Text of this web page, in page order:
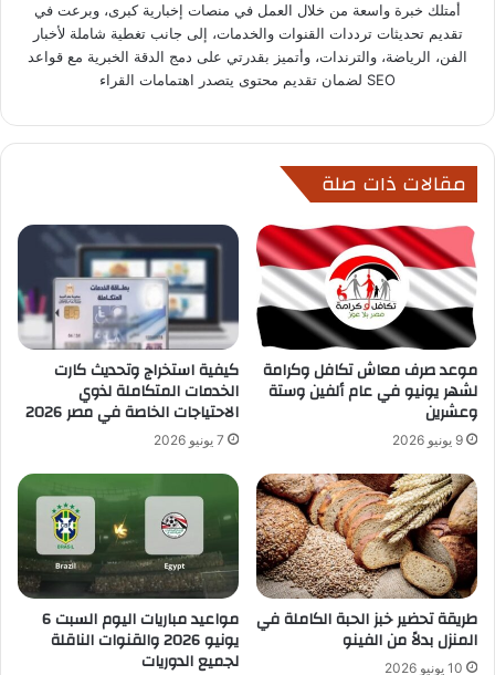
أمتلك خبرة واسعة من خلال العمل في منصات إخبارية كبرى، وبرعت في
تقديم تحديثات ترددات القنوات والخدمات، إلى جانب تغطية شاملة لأخبار
الفن، الرياضة، والترندات، وأتميز بقدرتي على دمج الدقة الخبرية مع قواعد
SEO لضمان تقديم محتوى يتصدر اهتمامات القراء
مقالات ذات صلة
موعد صرف معاش تكافل وكرامة
لشهر يونيو في عام ألفين وستة
وعشرين
9 يونيو 2026
كيفية استخراج وتحديث كارت
الخدمات المتكاملة لذوي
الاحتياجات الخاصة في مصر 2026
7 يونيو 2026
طريقة تحضير خبز الحبة الكاملة في
المنزل بدلاً من الفينو
10 يونيو 2026
مواعيد مباريات اليوم السبت 6
يونيو 2026 والقنوات الناقلة
لجميع الدوريات